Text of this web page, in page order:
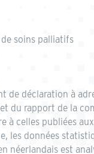
de soins palliatifs
de déclaration à
du rapport de la
celles publiées
les données
néerlandais est